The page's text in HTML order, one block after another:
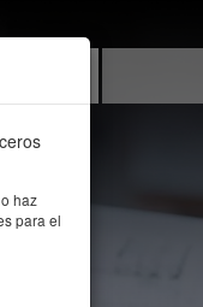
haz
para el